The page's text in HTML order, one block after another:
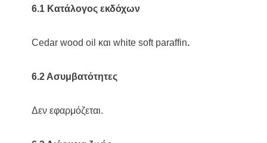
6.1 Κατάλογος εκδόχων
Cedar wood oil και white soft paraffin.
6.2 Ασυμβατότητες
Δεν εφαρμόζεται.